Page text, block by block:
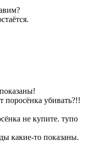
поросёнка убивать?!!
не купите. тупо
какие-то показаны.